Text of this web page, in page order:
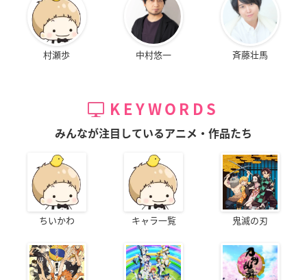
村瀬歩 中村悠一 斉藤壮馬
KEYWORDS
みんなが注目しているアニメ・作品たち
ちいかわ キャラ一覧 鬼滅の刃